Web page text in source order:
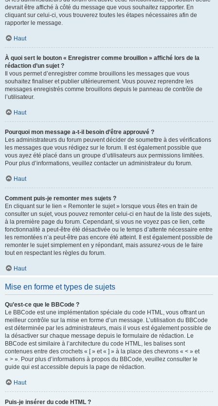
devrait être affiché à côté du message que vous souhaitez rapporter. En
cliquant sur celui-ci, vous trouverez toutes les étapes nécessaires afin de
rapporter le message.
Haut
À quoi sert le bouton « Enregistrer comme brouillon » affiché lors de la
rédaction d’un sujet ?
Il vous permet d’enregistrer comme brouillons les messages que vous
souhaitez finaliser et publier ultérieurement. Vous pouvez reprendre les
messages enregistrés comme brouillons depuis le panneau de contrôle de
l’utilisateur.
Haut
Pourquoi mon message a-t-il besoin d’être approuvé ?
Les administrateurs du forum peuvent décider de soumettre à des vérifications
les messages que vous rédigez sur le forum. Il est également possible que
vous ayez été placé dans un groupe d’utilisateurs aux permissions limitées.
Pour plus d’informations, veuillez contacter un administrateur du forum.
Haut
Comment puis-je remonter mes sujets ?
En cliquant sur le lien « Remonter le sujet » lorsque vous êtes en train de
consulter un sujet, vous pouvez remonter celui-ci en haut de la liste des sujets,
à la première page du forum. Cependant, si vous ne voyez pas ce lien, cette
fonctionnalité a peut-être été désactivée ou le temps d’attente nécessaire entre
les remontées n’a peut-être pas encore été atteint. Il est également possible de
remonter le sujet simplement en y répondant, mais assurez-vous de le faire
tout en respectant les règles du forum.
Haut
Mise en forme et types de sujets
Qu’est-ce que le BBCode ?
Le BBCode est une implémentation spéciale du code HTML, vous offrant un
meilleur contrôle sur la mise en forme d’un message. L’utilisation du BBCode
est déterminée par les administrateurs, mais il vous est également possible de
la désactiver sur chaque message depuis le formulaire de rédaction. Le
BBCode est similaire à l’architecture du code HTML, les balises sont
contenues entre des crochets « [ » et « ] » à la place des chevrons « < » et
« > ». Pour plus d’informations à propos du BBCode, veuillez consulter le
guide qui est accessible depuis la page de rédaction.
Haut
Puis-je insérer du code HTML ?